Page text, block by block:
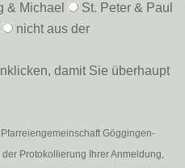
& Michael
St. Peter & Paul
nicht aus der
damit Sie überhaupt
Göggingen-
Protokollierung Ihrer Anmeldung,